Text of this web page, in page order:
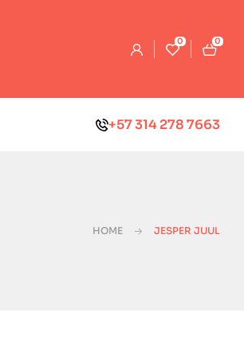
0 0
+57 314 278 7663
HOME JESPER JUUL